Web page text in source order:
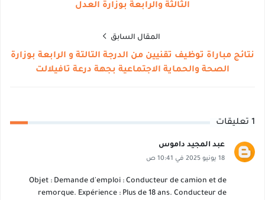
الثالثة والرابعة بوزارة العدل
المقال السابق
نتائج مباراة توظيف تقنيين من الدرجة التالتة و الرابعة بوزارة
الصحة والحماية الاجتماعية بجهة درعة تافيلالت
1 تعليقات
عبد المجيد داموس
18 يونيو 2025 في 10:41 ص
Objet : Demande d'emploi : Conducteur de camion et de
remorque. Expérience : Plus de 18 ans. Conducteur de